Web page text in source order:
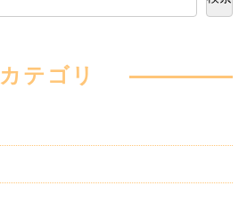
カテゴリ